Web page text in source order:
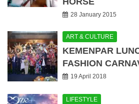
28 January 2015
ART & CULTURE
KEMENPAR
FASHION
19 April 2018
LIFESTYLE